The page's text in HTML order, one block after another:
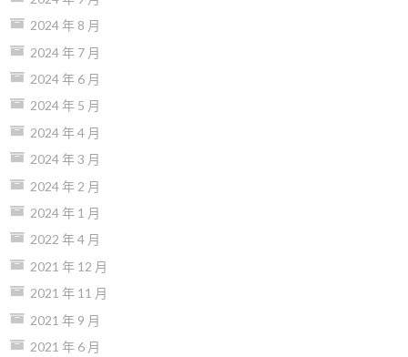
2024 年 8 月
2024 年 7 月
2024 年 6 月
2024 年 5 月
2024 年 4 月
2024 年 3 月
2024 年 2 月
2024 年 1 月
2022 年 4 月
2021 年 12 月
2021 年 11 月
2021 年 9 月
2021 年 6 月